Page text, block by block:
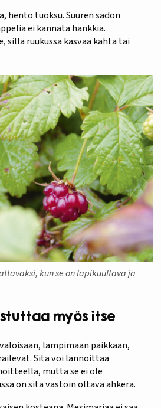
hento tuoksu. Suuren sadon
ei kannata hankkia.
sillä ruukussa kasvaa kahta tai
kun se on läpikuultava ja
myös itse
lämpimään paikkaan,
Sitä voi lannoittaa
mutta se ei ole
on sitä vastoin oltava ahkera.